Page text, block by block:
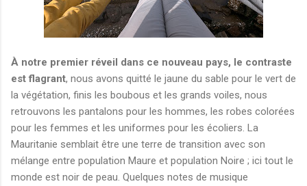
À notre premier réveil dans ce nouveau pays, le contraste
est flagrant, nous avons quitté le jaune du sable pour le vert de
la végétation, finis les boubous et les grands voiles, nous
retrouvons les pantalons pour les hommes, les robes colorées
pour les femmes et les uniformes pour les écoliers. La
Mauritanie semblait être une terre de transition avec son
mélange entre population Maure et population Noire ; ici tout le
monde est noir de peau. Quelques notes de musique